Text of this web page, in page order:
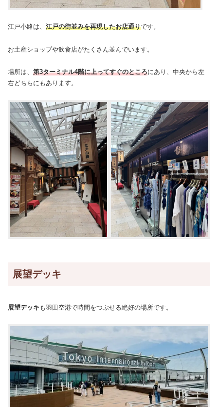
江戸小路は、 江戸の街並みを再現したお店通りです。
お土産ショップや飲食店がたくさん並んでいます。
場所は、 第3ターミナル4階に上ってすぐのところにあり、中央から左
右どちらにもあります。
展望デッキ
展望デッキ も羽田空港で時間をつぶせる絶好の場所です。